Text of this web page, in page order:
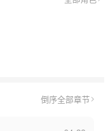
倒序全部章节